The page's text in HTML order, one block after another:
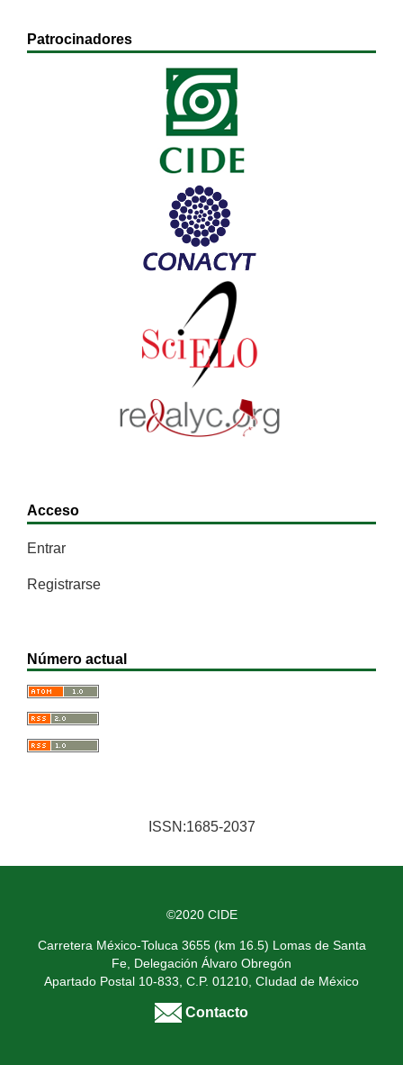
Patrocinadores
Acceso
Entrar
Registrarse
Número actual
ISSN:1685-2037
©2020 CIDE
Carretera México-Toluca 3655 (km 16.5) Lomas de Santa
Fe, Delegación Álvaro Obregón
Apartado Postal 10-833, C.P. 01210, CIudad de México
Contacto